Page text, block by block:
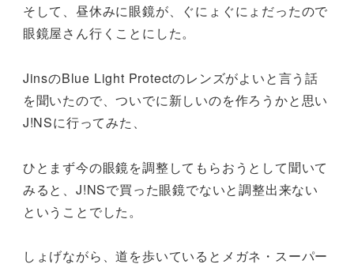
そして、昼休みに眼鏡が、ぐにょぐにょだったので
眼鏡屋さん行くことにした。
JinsのBlue Light Protectのレンズがよいと言う話
を聞いたので、ついでに新しいのを作ろうかと思い
J!NSに行ってみた、
ひとまず今の眼鏡を調整してもらおうとして聞いて
みると、J!NSで買った眼鏡でないと調整出来ない
ということでした。
しょげながら、道を歩いているとメガネ・スーパー